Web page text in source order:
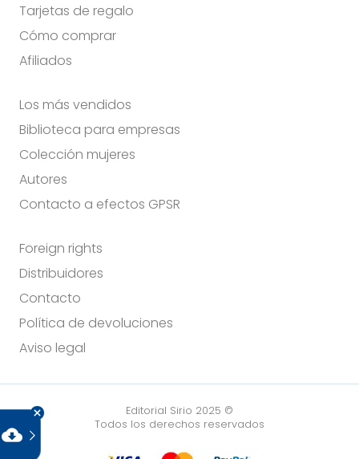
cloud_download
Tarjetas de regalo
Cómo comprar
Afiliados
Los más vendidos
Biblioteca para empresas
Colección mujeres
Autores
Contacto a efectos GPSR
Foreign rights
Distribuidores
Contacto
Política de devoluciones
Aviso legal
Editorial Sirio 2025 ©
Todos los derechos reservados